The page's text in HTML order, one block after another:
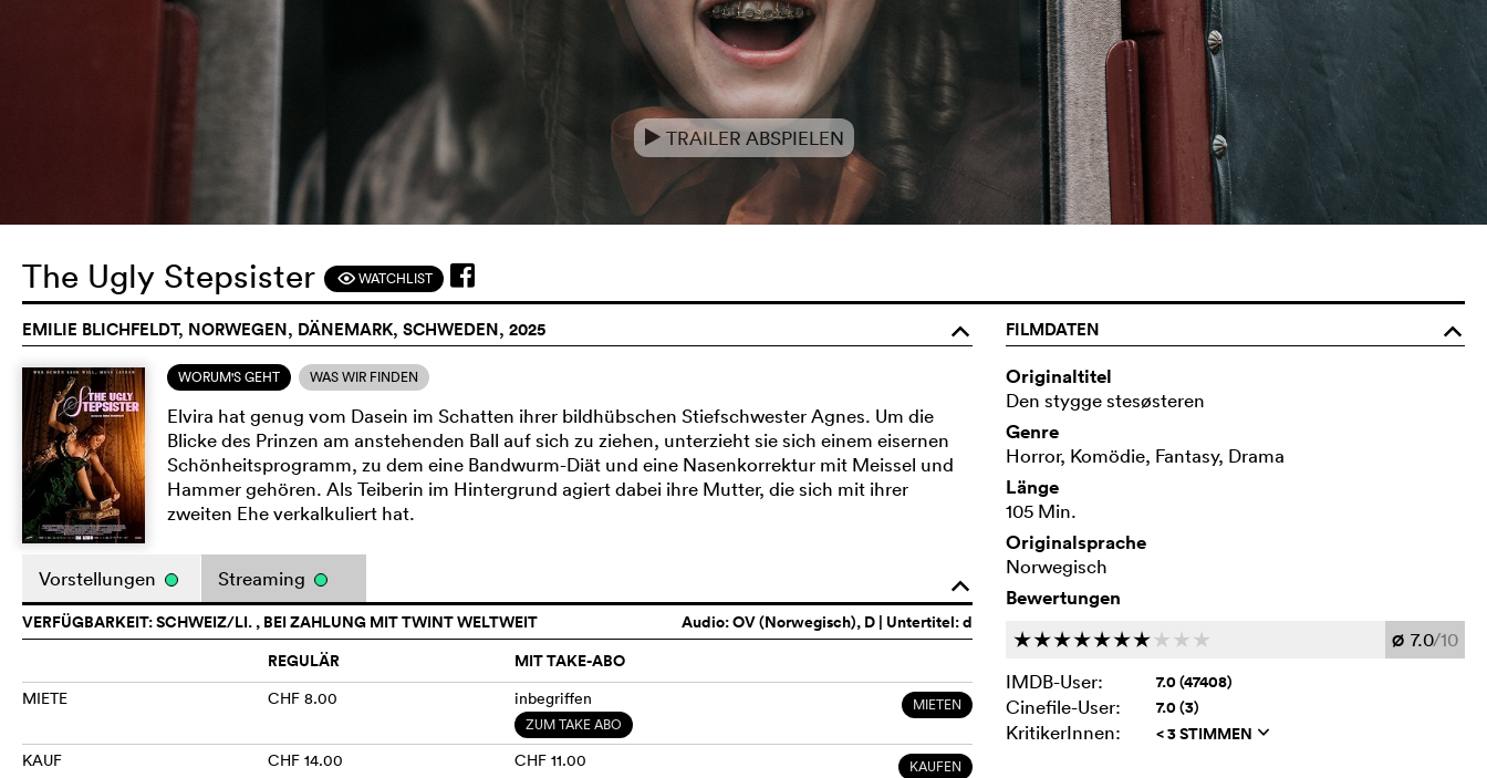
e TRAILER ABSPIELEN
The Ugly Stepsister FWATCHLIST
EMILIE BLICHFELDT, NORWEGEN, DÄNEMARK, SCHWEDEN, 2025 o
WORUM'S GEHT WAS WIR FINDEN
Elvira hat genug vom Dasein im Schatten ihrer bildhübschen Stiefschwester Agnes. Um die
Blicke des Prinzen am anstehenden Ball auf sich zu ziehen, unterzieht sie sich einem eisernen
Schönheitsprogramm, zu dem eine Bandwurm-Diät und eine Nasenkorrektur mit Meissel und
Hammer gehören. Als Teiberin im Hintergrund agiert dabei ihre Mutter, die sich mit ihrer
zweiten Ehe verkalkuliert hat.
o
Vorstellungen Streaming
Audio:OV (Norwegisch), D | Untertitel: d
VERFÜGBARKEIT: SCHWEIZ/LI. , BEI ZAHLUNG MIT TWINT WELTWEIT
REGULÄR
MIT TAKE-ABO
MIETE CHF 8.00 inbegriffen
ZUM TAKE ABO
MIETEN
KAUF CHF 14.00 CHF 11.00 KAUFEN
FILMDATEN
o
Originaltitel
Den stygge stesøsteren
Genre
Horror, Komödie, Fantasy, Drama
Länge
105 Min.
Originalsprache
Norwegisch
Bewertungen
ccccccc c c c Ø 7.0/10
IMDB-User:
7.0 (47408)
Cinefile-User: 7.0 (3)
KritikerInnen: < 3 STIMMEN q